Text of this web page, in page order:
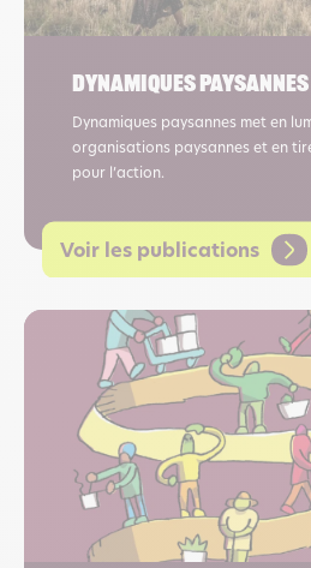
Dynamiques paysannes
Dynamiques paysannes met en
organisations paysannes et en
pour l’action.
Voir les publications